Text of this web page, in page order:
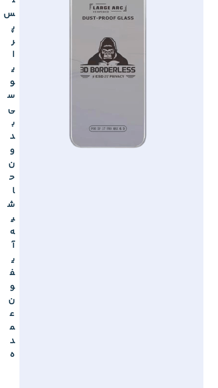
س
پ
ر
ا
ی
و
س
ی
ب
د
و
ن
ح
ا
ش
ی
ه
آ
ی
ف
و
ن
ع
م
د
ه